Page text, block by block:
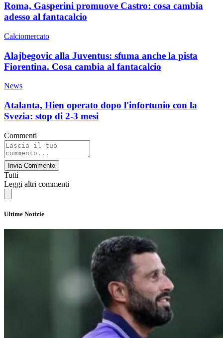
Roma, Gasperini promuove Castro: cosa cambia
adesso al fantacalcio
Calciomercato
Alajbegovic alla Juventus: sfuma anche la pista
Fiorentina. Cosa cambia al fantacalcio
News
Atalanta, Hien operato dopo l'infortunio con la
Svezia: stop di 2-3 mesi
Commenti
Invia Commento
Tutti
Leggi altri commenti
Ultime Notizie